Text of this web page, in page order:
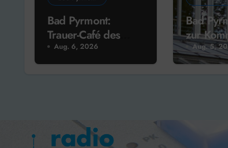
Bad Pyrmont:
Trauer-Café des
Hospiz-Vereins
Aug. 6, 2026
Bad
zur
2026
Aug. 5,